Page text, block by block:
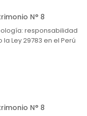
N° 8
responsabilidad
Ley 29783 en el Perú
N° 8